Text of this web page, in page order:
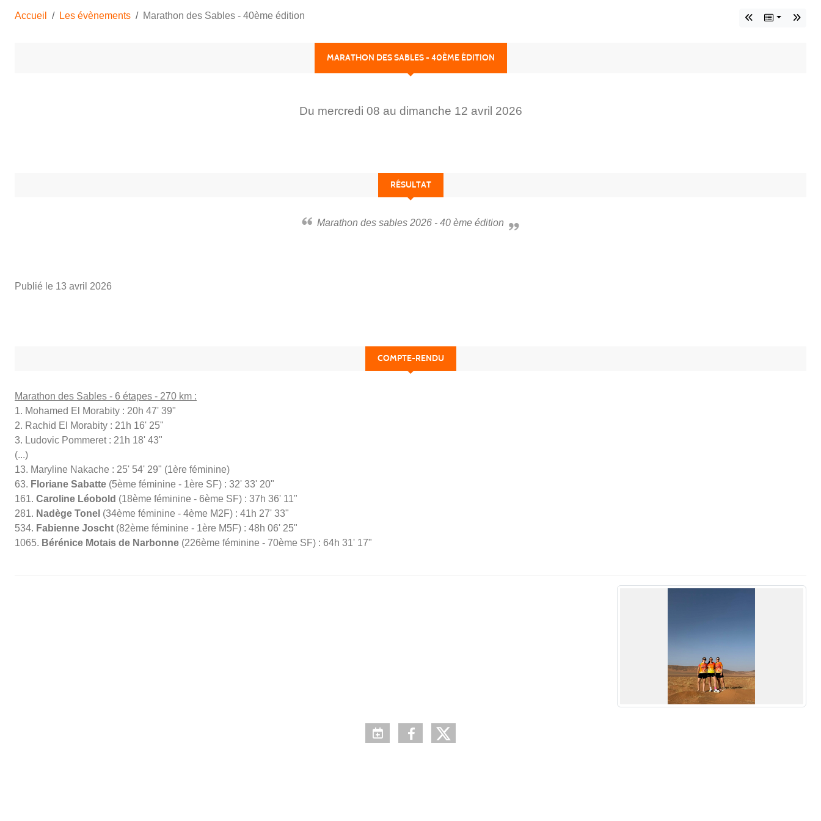
Accueil Les évènements Marathon des Sables - 40ème édition
MARATHON DES SABLES - 40ÈME ÉDITION
Du mercredi 08 au dimanche 12 avril 2026
RÉSULTAT
Marathon des sables 2026 - 40 ème édition
Publié le 13 avril 2026
COMPTE-RENDU
Marathon des Sables - 6 étapes - 270 km :
1. Mohamed El Morabity : 20h 47' 39"
2. Rachid El Morabity : 21h 16' 25"
3. Ludovic Pommeret : 21h 18' 43"
(...)
13. Maryline Nakache : 25' 54' 29" (1ère féminine)
63. Floriane Sabatte (5ème féminine - 1ère SF) : 32' 33' 20"
161. Caroline Léobold (18ème féminine - 6ème SF) : 37h 36' 11"
281. Nadège Tonel (34ème féminine - 4ème M2F) : 41h 27' 33"
534. Fabienne Joscht (82ème féminine - 1ère M5F) : 48h 06' 25"
1065. Bérénice Motais de Narbonne (226ème féminine - 70ème SF) : 64h 31' 17"